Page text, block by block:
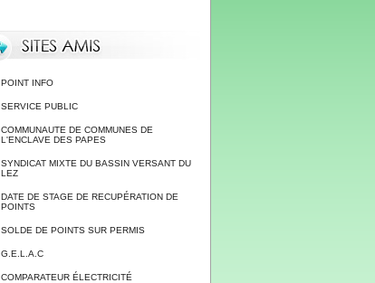
POINT INFO
SERVICE PUBLIC
COMMUNAUTE DE COMMUNES DE
L'ENCLAVE DES PAPES
SYNDICAT MIXTE DU BASSIN VERSANT DU
LEZ
DATE DE STAGE DE RECUPÉRATION DE
POINTS
SOLDE DE POINTS SUR PERMIS
G.E.L.A.C
COMPARATEUR ÉLECTRICITÉ